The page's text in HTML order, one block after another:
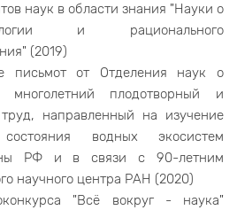
наук в области знания "Науки о
и рационального
(2019)
письмот от Отделения наук о
плодотворный и
направленный на изучение
состояния водных экосистем
РФ и в связи с 90-летним
научного центра РАН (2020)
"Всё вокруг - наука"